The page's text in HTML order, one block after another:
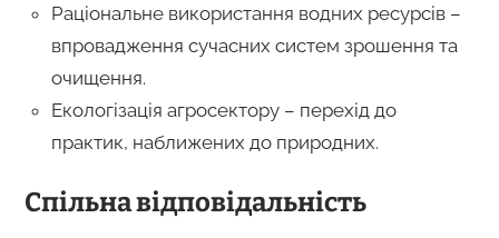
Раціональне використання водних ресурсів –
впровадження сучасних систем зрошення та
очищення.
Екологізація агросектору – перехід до
практик, наближених до природних.
Спільна відповідальність